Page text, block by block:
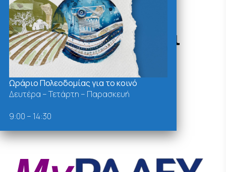
Δράσεις - Χρήσιμοι
Σύνδεσμοι
Ωράριο Πολεοδομίας για το κοινό
Δευτέρα – Τετάρτη – Παρασκευή
9:00 – 14:30